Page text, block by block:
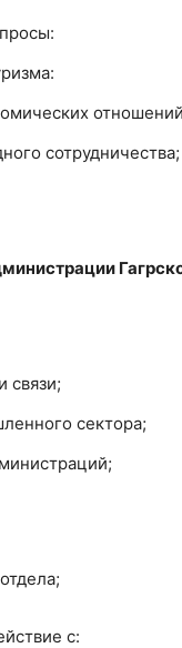
сотрудничества;
связи;
сектора;
с: